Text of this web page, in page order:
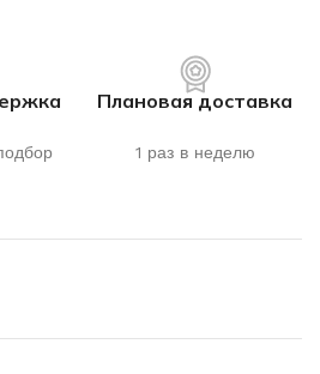
Плановая доставка
1 раз в неделю